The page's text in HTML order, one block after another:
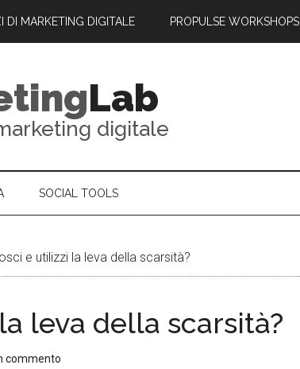
DI MARKETING DIGITALE PROPULSE WORKSHOPS
Lab
digitale
SOCIAL TOOLS
e utilizzi la leva della scarsità?
leva della scarsità?
commento